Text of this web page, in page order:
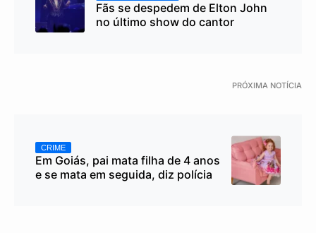
Fãs se despedem de Elton John
no último show do cantor
PRÓXIMA NOTÍCIA
CRIME
Em Goiás, pai mata filha de 4 anos
e se mata em seguida, diz polícia